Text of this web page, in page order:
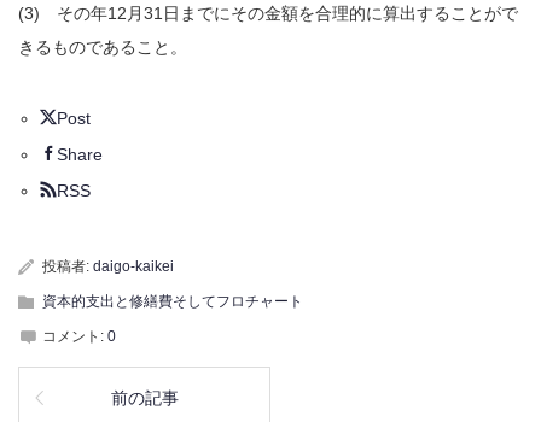
(3) その年12月31日までにその金額を合理的に算出することがで
きるものであること。
Post
Share
RSS
投稿者: daigo-kaikei
資本的支出と修繕費そしてフロチャート
コメント: 0
前の記事